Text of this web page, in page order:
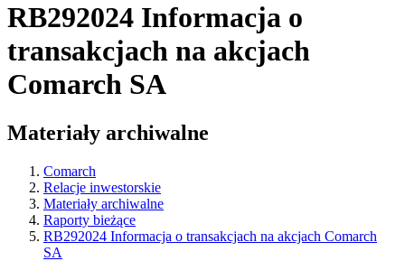
RB292024 Informacja o
transakcjach na akcjach
Comarch SA
Materiały archiwalne
Comarch
Relacje inwestorskie
Materiały archiwalne
Raporty bieżące
RB292024 Informacja o transakcjach na akcjach Comarch
SA